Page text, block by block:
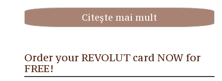
Citește mai mult
Order your REVOLUT card NOW for
FREE!